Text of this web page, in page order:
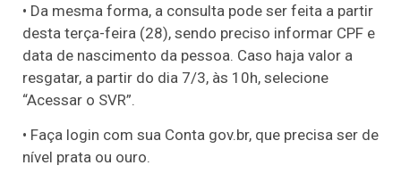
• Da mesma forma, a consulta pode ser feita a partir
desta terça-feira (28), sendo preciso informar CPF e
data de nascimento da pessoa. Caso haja valor a
resgatar, a partir do dia 7/3, às 10h, selecione
“Acessar o SVR”.
• Faça login com sua Conta gov.br, que precisa ser de
nível prata ou ouro.